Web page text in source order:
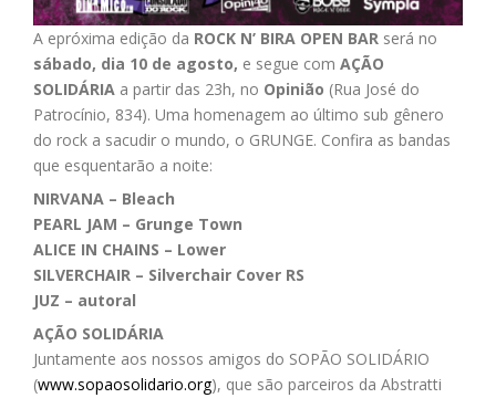
A epróxima edição da ROCK N’ BIRA OPEN BAR será no
sábado, dia 10 de agosto, e segue comAÇÃO
SOLIDÁRIA a partir das 23h, no Opinião (Rua José do
Patrocínio, 834). Uma homenagem ao último sub gênero
do rock a sacudir o mundo, o GRUNGE. Confira as bandas
que esquentarão a noite:
NIRVANA – Bleach
PEARL JAM – Grunge Town
ALICE IN CHAINS – Lower
SILVERCHAIR – Silverchair Cover RS
JUZ – autoral
AÇÃO SOLIDÁRIA
Juntamente aos nossos amigos do SOPÃO SOLIDÁRIO
(www.sopaosolidario.org), que são parceiros da Abstratti